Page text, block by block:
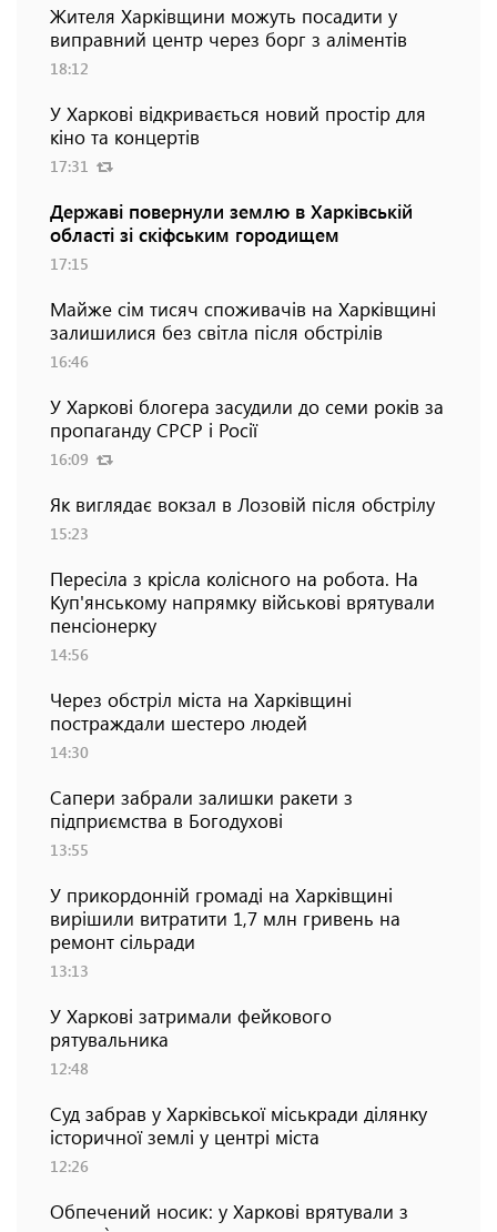
Жителя Харківщини можуть посадити у
виправний центр через борг з аліментів
18:12
У Харкові відкривається новий простір для
кіно та концертів
17:31
Державі повернули землю в Харківській
області зі скіфським городищем
17:15
Майже сім тисяч споживачів на Харківщині
залишилися без світла після обстрілів
16:46
У Харкові блогера засудили до семи років за
пропаганду СРСР і Росії
16:09
Як виглядає вокзал в Лозовій після обстрілу
15:23
Пересіла з крісла колісного на робота. На
Куп'янському напрямку військові врятували
пенсіонерку
14:56
Через обстріл міста на Харківщині
постраждали шестеро людей
14:30
Сапери забрали залишки ракети з
підприємства в Богодухові
13:55
У прикордонній громаді на Харківщині
вирішили витратити 1,7 млн гривень на
ремонт сільради
13:13
У Харкові затримали фейкового
рятувальника
12:48
Суд забрав у Харківської міськради ділянку
історичної землі у центрі міста
12:26
Обпечений носик: у Харкові врятували з